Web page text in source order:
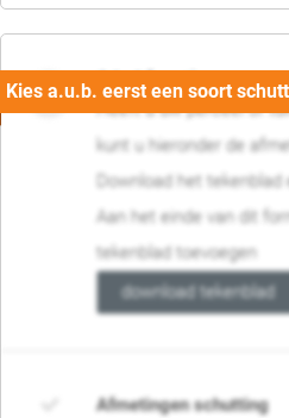
04. Afmetingen
Heeft u uw perceel of
kunt u hieronder de
Download het
Aan het einde van dit
tekenblad toevoegen
download tekenblad
Afmetingen schutting